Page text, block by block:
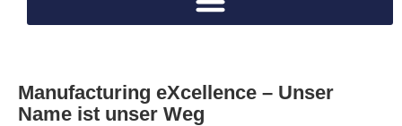
Manufacturing eXcellence – Unser
Name ist unser Weg